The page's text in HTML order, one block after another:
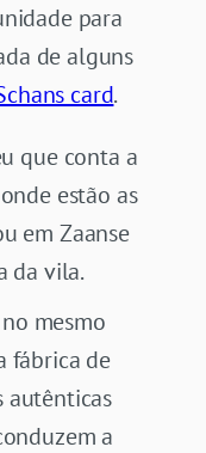
para
de alguns
card.
que conta a
estão as
em Zaanse
da vila.
mesmo
fábrica de
autênticas
a